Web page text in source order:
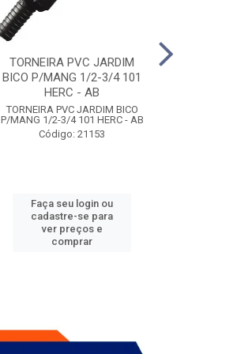
TORNEIRA PVC JARDIM
BICO P/MANG 1/2-3/4 101
HERC - AB
TORNEIRA PVC JARDIM BICO
P/MANG 1/2-3/4 101 HERC - AB
Código: 21153
Faça seu login ou
cadastre-se para
ver preços e
comprar